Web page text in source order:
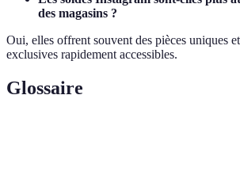
des magasins ?
Oui, elles offrent souvent des pièces uniques
exclusives rapidement accessibles.
Glossaire